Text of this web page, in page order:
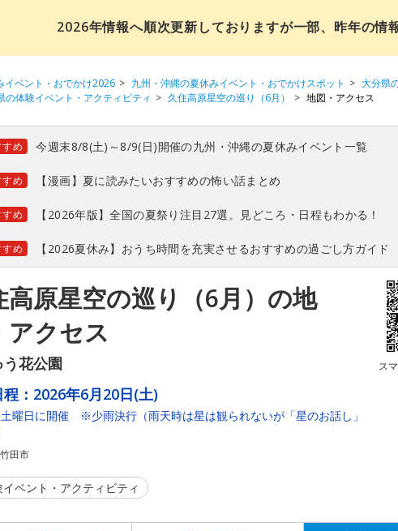
2026年情報へ順次更新しておりますが一部、昨年の情
イベント・おでかけ2026 九州・沖縄の夏休みイベント・おでかけスポット
大分県
の体験イベント・アクティビティ
久住高原星空の巡り（6月） 地図・アクセス
め 今週末8/8(土)～8/9(日)開催の九州・沖縄の夏休みイベント一覧
め 【漫画】夏に読みたいおすすめの怖い話まとめ
め 【2026年版】全国の夏祭り注目27選。見どころ・日程もわかる！
め 【2026夏休み】おうち時間を充実させるおすすめの過ごし方ガイド
高原星空の巡り（6月）の地
アクセス
う花公園 ス
： 2026年6月20日(土)
曜日に開催 ※少雨決行（雨天時は星は観られないが「星のお話し」
竹田市
イベント・アクティビティ